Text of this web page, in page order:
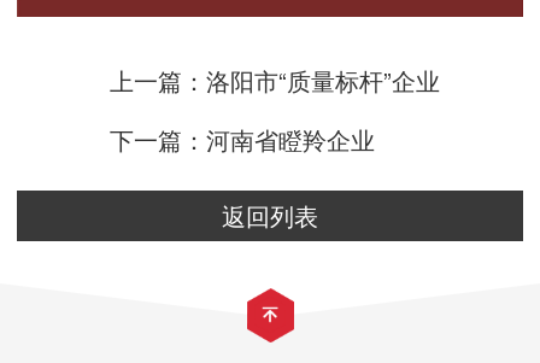
上一篇：洛阳市“质量标杆”企业
下一篇：河南省瞪羚企业
返回列表